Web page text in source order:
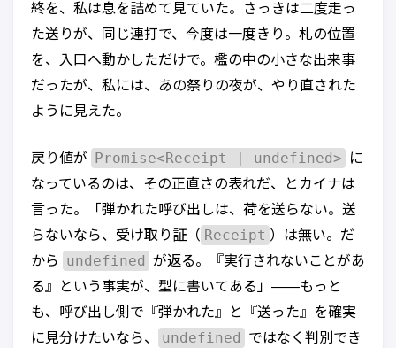
終を、私は息を詰めて見ていた。さっきは二度走っ
た送りが、同じ連打で、今度は一度きり。札の位置
を、入口へ動かしただけで。檻の中の小さな出来事
だったが、私には、あの祭りの夜が、やり直された
ように見えた。
戻り値が Promise<Receipt | undefined>
に
なっているのは、その正直さの表れだ、とカイナは
言った。「弾かれた呼び出しは、荷を送らない。送
らないなら、受け取り証（ Receipt ）は無い。だ
から
undefined が返る。『実行されないことがあ
る』という事実が、型に書いてある」——もっと
も、呼び出し側で『弾かれた』と『送った』を確実
に見分けたいなら、
undefined
ではなく判別でき